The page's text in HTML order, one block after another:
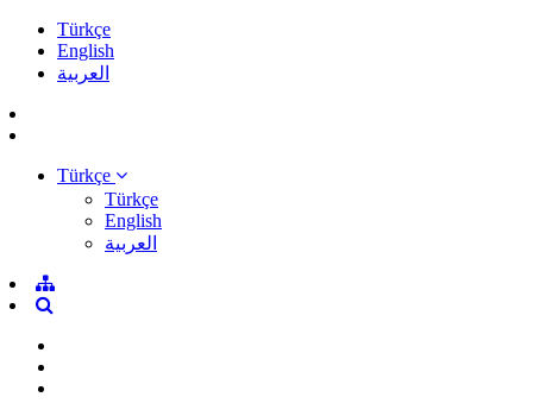
Türkçe
English
العربية
Türkçe
Türkçe
English
العربية